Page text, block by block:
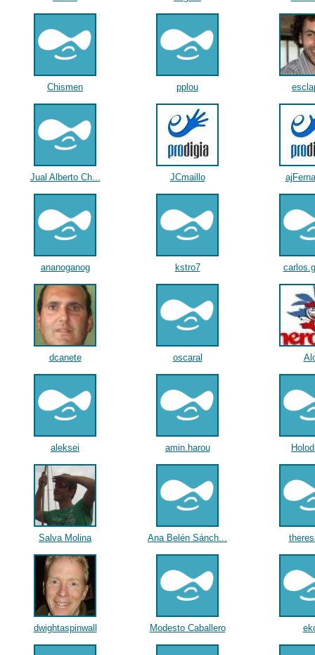
Chismen pplou
Jual Alberto Ch... JCmaillo
ananoganog kstro7
dcanete oscaral
aleksei amin.harou
Salva Molina Ana Belén Sánch...
dwightaspinwall Modesto Caballero